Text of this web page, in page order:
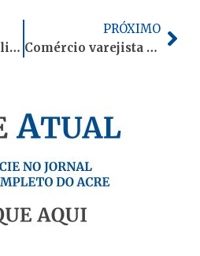
Vanda Milani se filia ao Republicanos e é lançada pré-candidata a deputada federal em 2026
PRÓXIMO
Comércio varejista no Acre cresce 2,8% em janeiro de 2026 e supera expectativas